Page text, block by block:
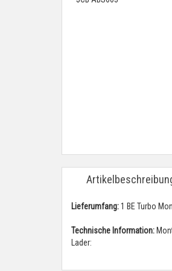
Lieferumfang:1 BE Turbo
Technische Information:
Lader: